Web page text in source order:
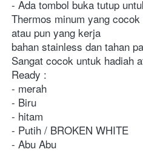
- Ada tombol buka tutup
Thermos minum yang
atau pun yang kerja
bahan stainless dan tahan
Sangat cocok untuk hadiah
Ready :
- merah
- Biru
- hitam
- Putih / BROKEN WHITE
- Abu Abu